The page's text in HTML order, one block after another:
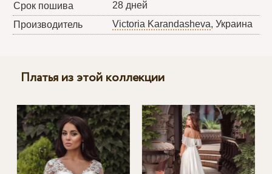
Срок пошива
28 дней
Производитель
Victoria Karandasheva, Украина
Платья из этой коллекции